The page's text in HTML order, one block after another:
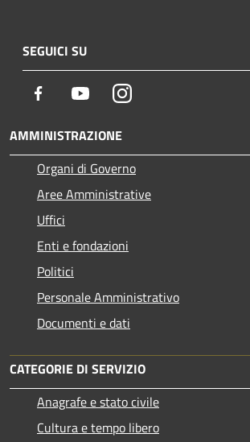
SEGUICI SU
Facebook YoutubeInstagram
AMMINISTRAZIONE
Organi di Governo
Aree Amministrative
Uffici
Enti e fondazioni
Politici
Personale Amministrativo
Documenti e dati
CATEGORIE DI SERVIZIO
Anagrafe e stato civile
Cultura e tempo libero